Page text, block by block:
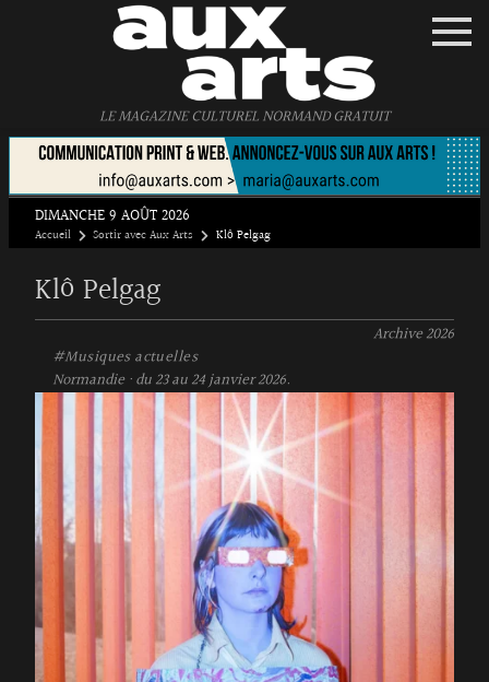
LE MAGAZINE CULTUREL NORMAND GRATUIT
DIMANCHE 9 AOÛT 2026
Accueil Sortir avec Aux Arts Klô Pelgag
Klô Pelgag
Archive2026
#Musiques actuelles
Normandie · du 23 au 24 janvier 2026.
Panneau de gestion des cookies